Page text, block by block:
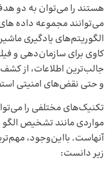
هستند را می‌توان به دو
می‌توانند مجموعه داده
الگوریتم‌های یادگیری
کاوی برای سازمان‌دهی و
جالب‌ترین اطلاعات، از کشف
و حتی نقض‌های امنیتی
مواردی مانند تشخیص الگو
آنهاست. بااین‌وجود،
زیر دانست: